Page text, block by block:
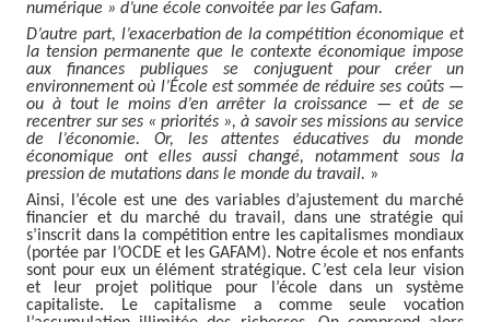
numérique » d’une école convoitée par les Gafam.
D’autre part, l’exacerbation de la compétition économique et
la tension permanente que le contexte économique impose
aux finances publiques se conjuguent pour créer un
environnement où l’École est sommée de réduire ses coûts —
ou à tout le moins d’en arrêter la croissance — et de se
recentrer sur ses « priorités », à savoir ses missions au service
de l’économie. Or, les attentes éducatives du monde
économique ont elles aussi changé, notamment sous la
pression de mutations dans le monde du travail. »
Ainsi, l’école est une des variables d’ajustement du marché
financier et du marché du travail, dans une stratégie qui
s’inscrit dans la compétition entre les capitalismes mondiaux
(portée par l’OCDE et les GAFAM). Notre école et nos enfants
sont pour eux un élément stratégique. C’est cela leur vision
et leur projet politique pour l’école dans un système
capitaliste. Le capitalisme a comme seule vocation